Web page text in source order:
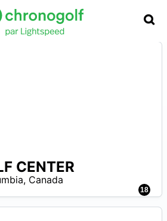
18
CENTER
, Canada